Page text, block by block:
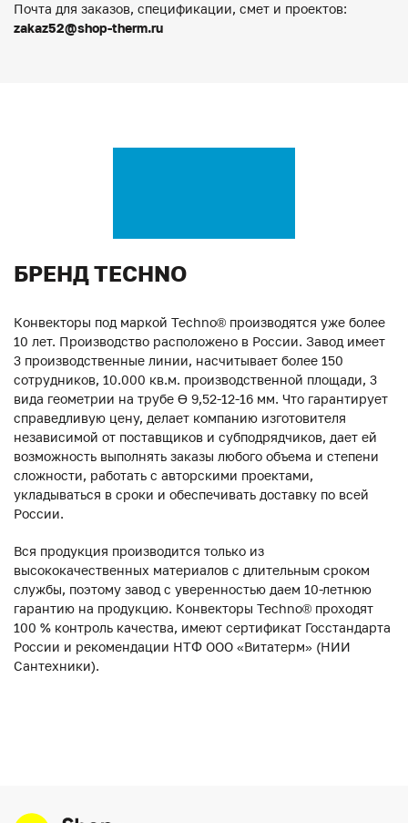
Почта для заказов, спецификации, смет и проектов:
zakaz52@shop-therm.ru
БРЕНД TECHNO
Конвекторы под маркой Techno® производятся уже более
10 лет. Производство расположено в России. Завод имеет
3 производственные линии, насчитывает более 150
сотрудников, 10.000 кв.м. производственной площади, 3
вида геометрии на трубе ϴ 9,52-12-16 мм. Что гарантирует
справедливую цену, делает компанию изготовителя
независимой от поставщиков и субподрядчиков, дает ей
возможность выполнять заказы любого объема и степени
сложности, работать с авторскими проектами,
укладываться в сроки и обеспечивать доставку по всей
России.
Вся продукция производится только из
высококачественных материалов с длительным сроком
службы, поэтому завод с уверенностью даем 10-летнюю
гарантию на продукцию. Конвекторы Techno® проходят
100 % контроль качества, имеют сертификат Госстандарта
России и рекомендации НТФ ООО «Витатерм» (НИИ
Сантехники).